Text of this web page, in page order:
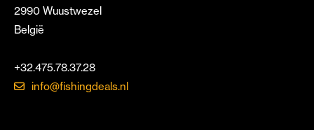
2990 Wuustwezel
België
+32.475.78.37.28
info@fishingdeals.nl